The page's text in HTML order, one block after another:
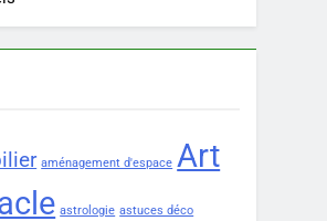
aménagement d'espace Art
astrologie astuces déco